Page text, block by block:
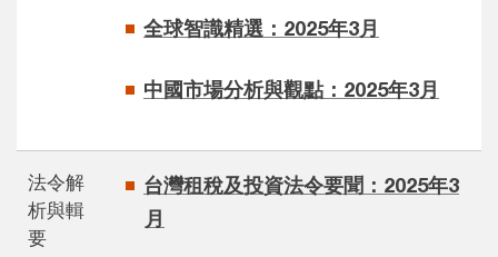
全球智識精選：2025年3月
中國市場分析與觀點：2025年3月​
法令解
析與輯
要
台灣租稅及投資法令要聞：2025年3
月